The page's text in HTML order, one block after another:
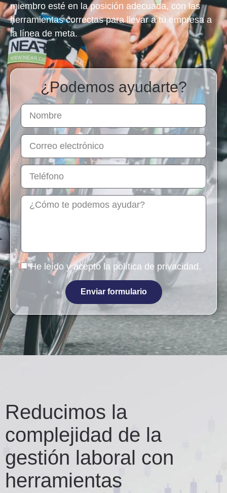
miembro esté en la posición adecuada, con las
herramientas correctas para llevar a tu empresa a
la línea de meta.
¿Podemos ayudarte?
He leído y acepto la política de privacidad.
Enviar formulario
Reducimos la
complejidad de la
gestión laboral con
herramientas